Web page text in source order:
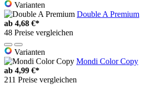
Varianten
Double A Premium
ab 4,68 €*
48 Preise vergleichen
Varianten
Mondi Color Copy
ab 4,99 €*
211 Preise vergleichen